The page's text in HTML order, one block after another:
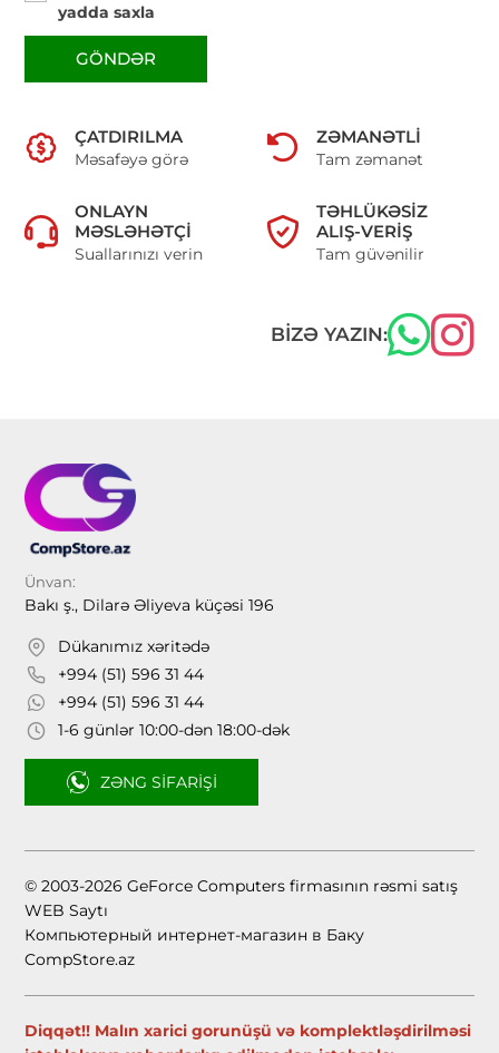
yadda saxla
GÖNDƏR
ÇATDIRILMA
Məsafəyə görə
ZƏMANƏTLI
Tam zəmanət
ONLAYN
MƏSLƏHƏTÇI
Suallarınızı verin
TƏHLÜKƏSIZ
ALIŞ-VERIŞ
Tam güvənilir
BIZƏ YAZIN:
Ünvan:
Bakı ş., Dilarə Əliyeva küçəsi 196
Dükanımız xəritədə
+994 (51) 596 31 44
+994 (51) 596 31 44
1-6 günlər 10:00-dən 18:00-dək
ZƏNG SIFARIŞI
© 2003-2026 GeForce Computers firmasının rəsmi satış
WEB Saytı
Компьютерный интернет-магазин в Баку
CompStore.az
Diqqət!! Malın xarici gorunüşü və komplektləşdirilməsi